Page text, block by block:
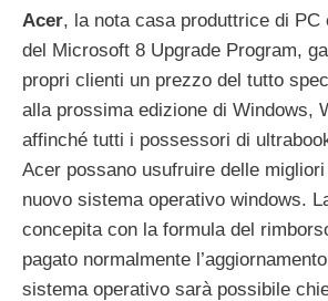
Acer, la nota casa produttrice di PC
del Microsoft 8 Upgrade Program,
propri clienti un prezzo del tutto
alla prossima edizione di Windows,
affinché tutti i possessori di
Acer possano usufruire delle
nuovo sistema operativo windows.
concepita con la formula del
pagato normalmente
sistema operativo sarà possibile